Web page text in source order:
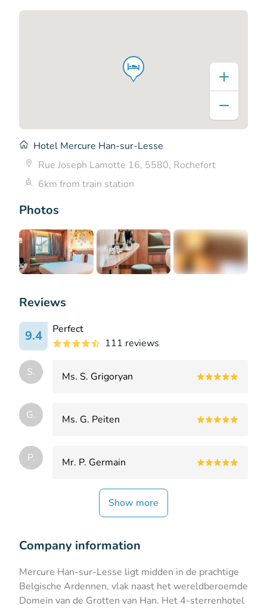
Photos
Reviews
9.4
Perfect
111 reviews
S. Ms. S. Grigoryan
G. Ms. G. Peiten
P. Mr. P. Germain
Show more
Hotel Mercure Han-sur-Lesse
Rue Joseph Lamotte 16, 5580, Rochefort
6km from train station
Company information
Mercure Han-sur-Lesse ligt midden in de prachtige
Belgische Ardennen, vlak naast het wereldberoemde
Domein van de Grotten van Han. Het 4-sterrenhotel